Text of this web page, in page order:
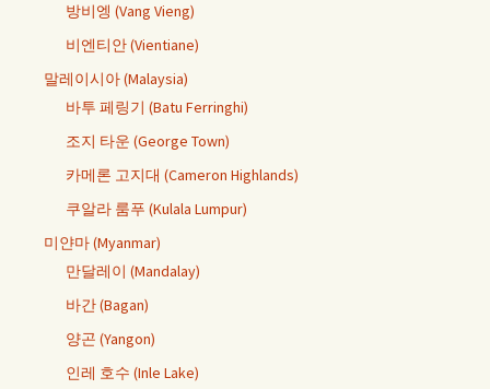
방비엥 (Vang Vieng)
비엔티안 (Vientiane)
말레이시아 (Malaysia)
바투 페링기 (Batu Ferringhi)
조지 타운 (George Town)
카메론 고지대 (Cameron Highlands)
쿠알라 룸푸 (Kulala Lumpur)
미얀마 (Myanmar)
만달레이 (Mandalay)
바간 (Bagan)
양곤 (Yangon)
인레 호수 (Inle Lake)